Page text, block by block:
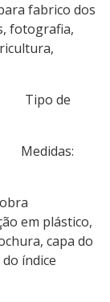
fabrico dos
fotografia,
Tipo de
em plástico,
capa do
índice